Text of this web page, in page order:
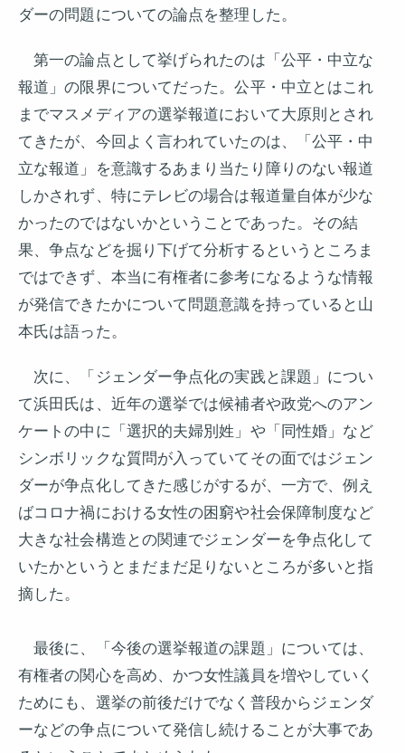
ダーの問題についての論点を整理した。
第一の論点として挙げられたのは「公平・中立な
報道」の限界についてだった。公平・中立とはこれ
までマスメディアの選挙報道において大原則とされ
てきたが、今回よく言われていたのは、「公平・中
立な報道」を意識するあまり当たり障りのない報道
しかされず、特にテレビの場合は報道量自体が少な
かったのではないかということであった。その結
果、争点などを掘り下げて分析するというところま
ではできず、本当に有権者に参考になるような情報
が発信できたかについて問題意識を持っていると山
本氏は語った。
次に、「ジェンダー争点化の実践と課題」につい
て浜田氏は、近年の選挙では候補者や政党へのアン
ケートの中に「選択的夫婦別姓」や「同性婚」など
シンボリックな質問が入っていてその面ではジェン
ダーが争点化してきた感じがするが、一方で、例え
ばコロナ禍における女性の困窮や社会保障制度など
大きな社会構造との関連でジェンダーを争点化して
いたかというとまだまだ足りないところが多いと指
摘した。
最後に、「今後の選挙報道の課題」については、
有権者の関心を高め、かつ女性議員を増やしていく
ためにも、選挙の前後だけでなく普段からジェンダ
ーなどの争点について発信し続けることが大事であ